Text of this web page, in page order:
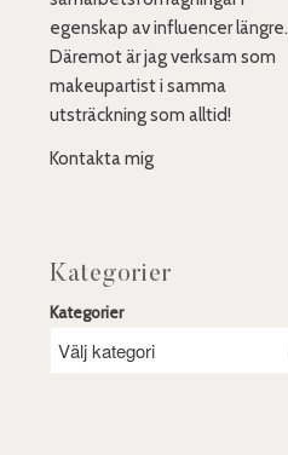
egenskap av influencer längre.
Däremot är jag verksam som
makeupartist i samma
utsträckning som alltid!
Kontakta mig
Kategorier
Kategorier